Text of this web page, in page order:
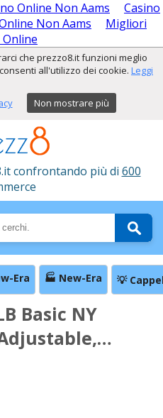
Online Non Aams
Casino
Non Aams
Migliori
Online
che prezzo8.it funzioni meglio
all'utilizzo dei cookie. Leggi
Non mostrare più
confrontando più di 600
Era 🏭 New-Era 💡
Basic NY
uomo